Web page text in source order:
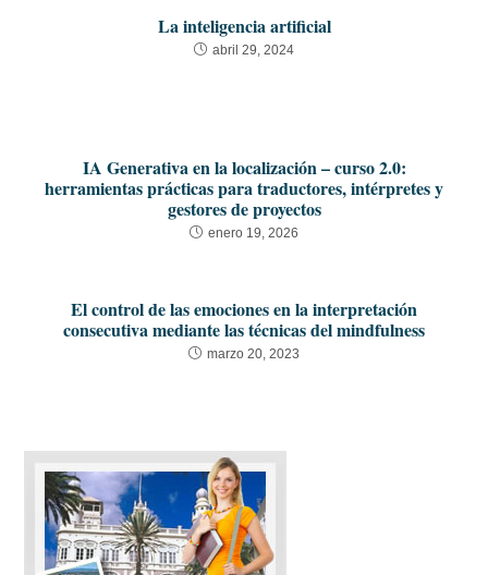
La inteligencia artificial
abril 29, 2024
IA Generativa en la localización – curso 2.0:
herramientas prácticas para traductores, intérpretes y
gestores de proyectos
enero 19, 2026
El control de las emociones en la interpretación
consecutiva mediante las técnicas del mindfulness
marzo 20, 2023